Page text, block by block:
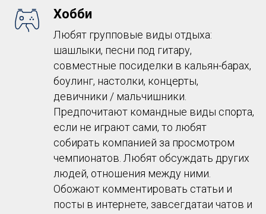
Хобби
Любят групповые виды отдыха:
шашлыки, песни под гитару,
совместные посиделки в кальян-барах,
боулинг, настолки, концерты,
девичники / мальчишники.
Предпочитают командные виды спорта,
если не играют сами, то любят
собирать компанией за просмотром
чемпионатов. Любят обсуждать других
людей, отношения между ними.
Обожают комментировать статьи и
посты в интернете, завсегдатаи чатов и